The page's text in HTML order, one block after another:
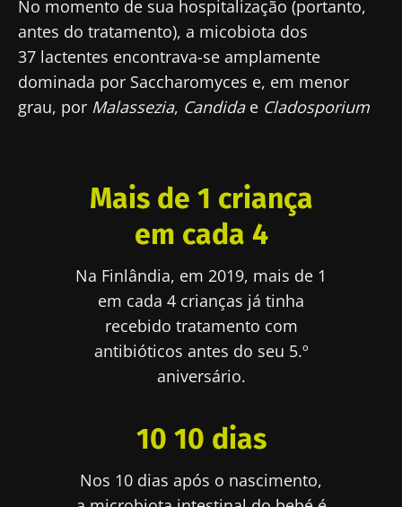
No momento de sua hospitalização (portanto,
antes do tratamento), a micobiota dos
37 lactentes encontrava-se amplamente
dominada por Saccharomyces e, em menor
grau, por Malassezia, Candidae Cladosporium
Mais de 1 criança
em cada 4
Na Finlândia, em 2019, mais de 1
em cada 4 crianças já tinha
recebido tratamento com
antibióticos antes do seu 5.º
aniversário.
10 10 dias
Nos 10 dias após o nascimento,